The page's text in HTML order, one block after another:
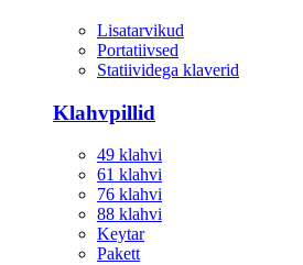
Lisatarvikud
Portatiivsed
Statiividega klaverid
Klahvpillid
49 klahvi
61 klahvi
76 klahvi
88 klahvi
Keytar
Pakett